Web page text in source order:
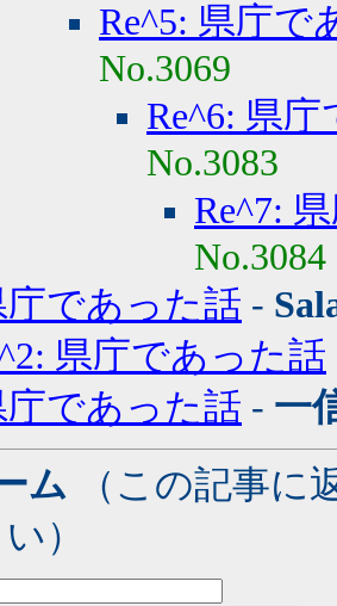
Re^5: 県庁で
No.3069
Re^6: 県
No.3083
Re^7:
No.3084
庁であった話 -
県庁であった話
庁であった話 - 一
ム （この記事に
）